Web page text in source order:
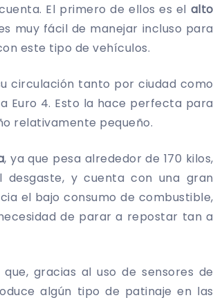
El primero de ellos es el alto
muy fácil de manejar incluso para
este tipo de vehículos.
circulación tanto por ciudad como
Euro 4. Esto la hace perfecta para
relativamente pequeño.
, ya que pesa alrededor de 170 kilos,
y cuenta con una gran
el bajo consumo de combustible,
de parar a repostar tan a
gracias al uso de sensores de
algún tipo de patinaje en las